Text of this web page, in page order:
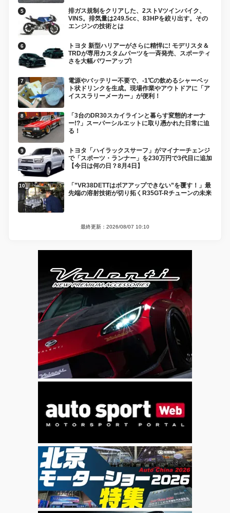
排ガス規制をクリアした、2ストVツインバイク、
VINS。排気量は249.5cc、83HPを絞り出す。その
エンジンの技術とは
トヨタ 新型ハリアーがさらに精悍に! モデリスタ＆
TRDが専用カスタムパーツを一斉発売、スポーティ
さを大幅パワーアップ!
電源やバッテリー不要で、-1℃の飲めるシャーベッ
ト状ドリンクを生成。現場作業やアウトドアに「ア
イススラリーメーカー」が便利！
「3台のDR30スカイラインと暮らす変態的オーナ
ー!?」スーパーシルエットに取り憑かれた日常に迫
る！
トヨタ「ハイラックスサーフ」がマイナーチェンジ
で「スポーツ・ランナー」を230万円で3代目に追加
【今日は何の日？8月4日】
「”VR38DETTはボアアップできない”を覆す！」最
先端の溶射技術が切り拓くR35GT-Rチューンの未来
最終更新：2026/08/07 10:10